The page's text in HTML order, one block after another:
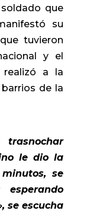
que
su
tuvieron
y el
realizó a la
de la
le dio la
se
se escucha